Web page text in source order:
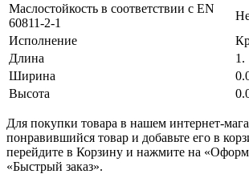
Маслостойкость в соответствии с EN
60811-2-1
Исполнение
Длина
1.
Ширина
Высота
Для покупки товара в нашем интернет-
понравившийся товар и добавьте его в
перейдите в Корзину и нажмите на
«Быстрый заказ».